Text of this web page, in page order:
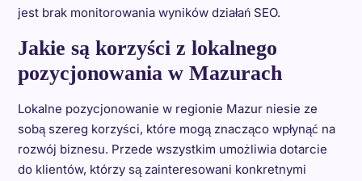
jest brak monitorowania wyników działań SEO.
Jakie są korzyści z lokalnego
pozycjonowania w Mazurach
Lokalne pozycjonowanie w regionie Mazur niesie ze
sobą szereg korzyści, które mogą znacząco wpłynąć na
rozwój biznesu. Przede wszystkim umożliwia dotarcie
do klientów, którzy są zainteresowani konkretnymi